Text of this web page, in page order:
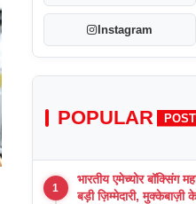
Instagram
POPULAR
1
भारतीय एमेच्योर बॉक्सिंग
बड़ी ज़िम्मेदारी, मुक्केबाज़ी